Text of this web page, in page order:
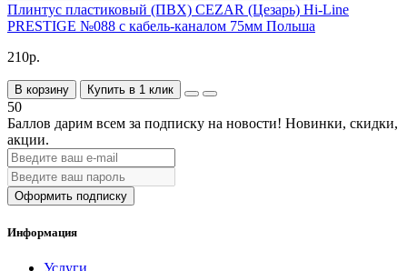
Плинтус пластиковый (ПВХ) CEZAR (Цезарь) Hi-Line
PRESTIGE №088 с кабель-каналом 75мм Польша
210р.
В корзину Купить в 1 клик
50
Баллов дарим всем за подписку на новости! Новинки, скидки,
акции.
Оформить подписку
Информация
Услуги